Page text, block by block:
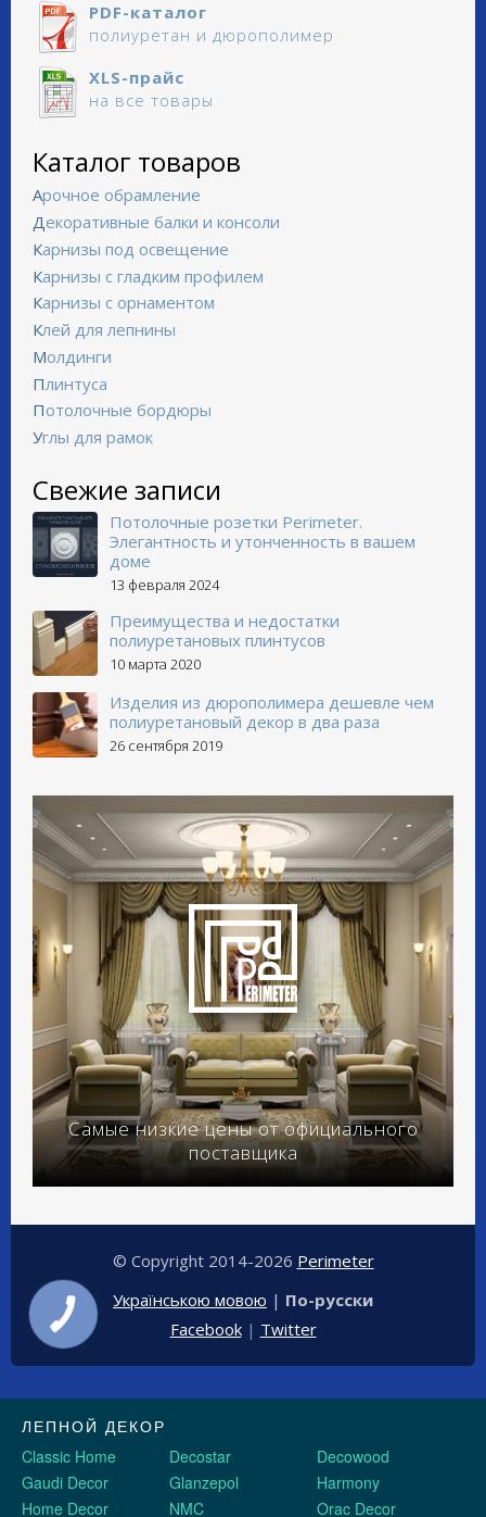
PDF-каталог
полиуретан и дюрополимер
XLS-прайс
на все товары
Каталог товаров
Арочное обрамление
Декоративные балки и консоли
Карнизы под освещение
Карнизы с гладким профилем
Карнизы с орнаментом
Клей для лепнины
Молдинги
Плинтуса
Потолочные бордюры
Углы для рамок
Свежие записи
Потолочные розетки Perimeter.
Элегантность и утонченность в вашем
доме
13 февраля 2024
Преимущества и недостатки
полиуретановых плинтусов
10 марта 2020
Изделия из дюрополимера дешевле чем
полиуретановый декор в два раза
26 сентября 2019
Самые низкие цены от официального
поставщика
© Copyright 2014-2026 Perimeter
Українською мовою | По-русски
Facebook| Twitter
ЛЕПНОЙ ДЕКОР
Classic Home
Decostar
Decowood
Gaudi Decor
Glanzepol
Harmony
Home Decor
NMC Orac Decor